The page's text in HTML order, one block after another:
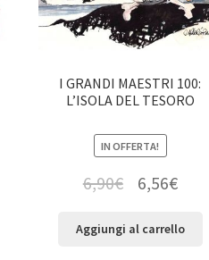
I GRANDI MAESTRI 100:
L’ISOLA DEL TESORO
IN OFFERTA!
6,90€ 6,56€
Aggiungi al carrello